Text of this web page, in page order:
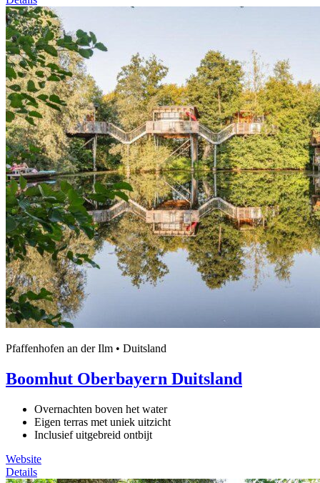
Pfaffenhofen an der Ilm • Duitsland
Boomhut Oberbayern Duitsland
Overnachten boven het water
Eigen terras met uniek uitzicht
Inclusief uitgebreid ontbijt
Website
Details